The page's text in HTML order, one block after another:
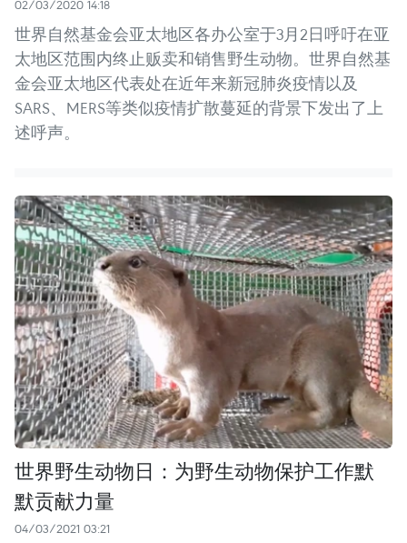
02/03/2020 14:18
世界自然基金会亚太地区各办公室于3月2日呼吁在亚
太地区范围内终止贩卖和销售野生动物。世界自然基
金会亚太地区代表处在近年来新冠肺炎疫情以及
SARS、MERS等类似疫情扩散蔓延的背景下发出了上
述呼声。
世界野生动物日：为野生动物保护工作默
默贡献力量
04/03/2021 03:21